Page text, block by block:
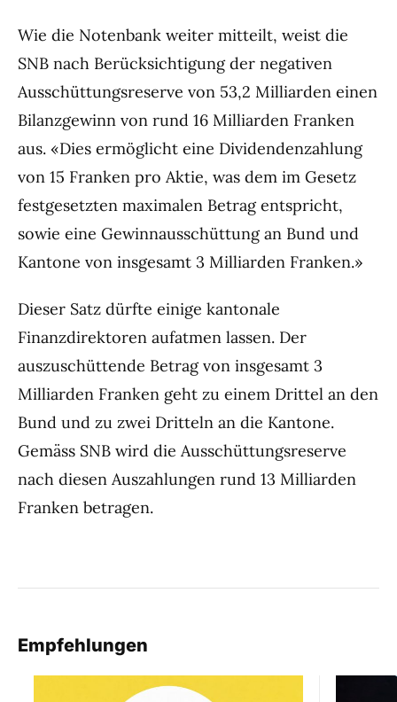
Wie die Notenbank weiter mitteilt, weist die
SNB nach Berücksichtigung der negativen
Ausschüttungsreserve von 53,2 Milliarden einen
Bilanzgewinn von rund 16 Milliarden Franken
aus. «Dies ermöglicht eine Dividendenzahlung
von 15 Franken pro Aktie, was dem im Gesetz
festgesetzten maximalen Betrag entspricht,
sowie eine Gewinnausschüttung an Bund und
Kantone von insgesamt 3 Milliarden Franken.»
Dieser Satz dürfte einige kantonale
Finanzdirektoren aufatmen lassen. Der
auszuschüttende Betrag von insgesamt 3
Milliarden Franken geht zu einem Drittel an den
Bund und zu zwei Dritteln an die Kantone.
Gemäss SNB wird die Ausschüttungsreserve
nach diesen Auszahlungen rund 13 Milliarden
Franken betragen.
Empfehlungen